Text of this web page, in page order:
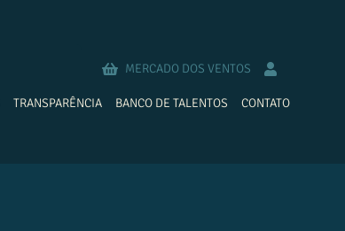
MERCADO DOS VENTOS
TRANSPARÊNCIA BANCO DE TALENTOS CONTATO